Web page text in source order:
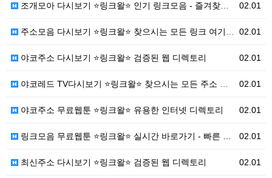
02.01
조개모아 다시보기 ⭐링크왈⭐ 인기 링크모음 - 즐겨찾기…
02.01
주소모음 다시보기 ⭐링크왈⭐ 찾으시는 모든 링크 여기서…
02.01
야코주소 다시보기 ⭐링크왈⭐ 검증된 웹 디렉토리
02.01
야코레드 TV다시보기 ⭐링크왈⭐ 찾으시는 모든 주소 여…
02.01
야코주소 무료웹툰 ⭐링크왈⭐ 유용한 인터넷 디렉토리
02.01
링크모음 무료웹툰 ⭐링크왈⭐ 실시간 바로가기 - 빠른 …
02.01
최신주소 다시보기 ⭐링크왈⭐ 검증된 웹 디렉토리